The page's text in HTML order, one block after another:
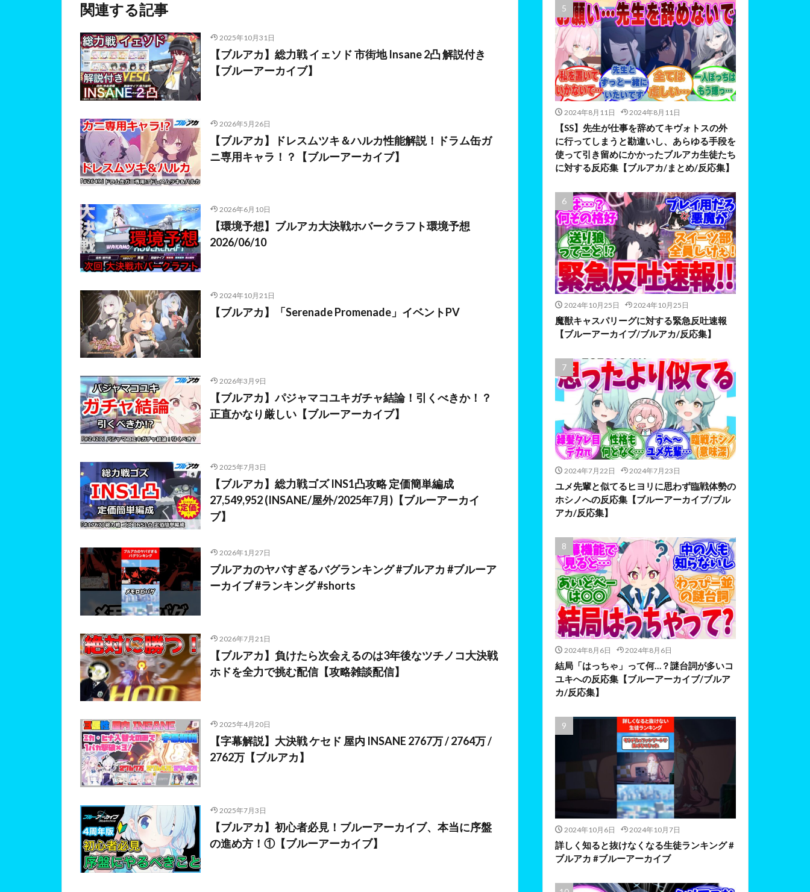
関連する記事
2025年10月31日
【ブルアカ】総力戦 イェソド 市街地 Insane 2凸 解説付き
【ブルーアーカイブ】
2026年5月26日
【ブルアカ】ドレスムツキ＆ハルカ性能解説！ドラム缶ガ
ニ専用キャラ！？【ブルーアーカイブ】
2026年6月10日
【環境予想】ブルアカ大決戦ホバークラフト環境予想
2026/06/10
2024年10月21日
【ブルアカ】「Serenade Promenade」イベントPV
2026年3月9日
【ブルアカ】パジャマコユキガチャ結論！引くべきか！？
正直かなり厳しい【ブルーアーカイブ】
2025年7月3日
【ブルアカ】総力戦ゴズ INS1凸攻略 定価簡単編成
27,549,952 (INSANE/屋外/2025年7月)【ブルーアーカイ
ブ】
2026年1月27日
ブルアカのヤバすぎるバグランキング #ブルアカ #ブルーア
ーカイブ #ランキング #shorts
2026年7月21日
【ブルアカ】負けたら次会えるのは3年後なツチノコ大決戦
ホドを全力で挑む配信【攻略雑談配信】
2025年4月20日
【字幕解説】大決戦 ケセド 屋内 INSANE 2767万 / 2764万 /
2762万【ブルアカ】
2025年7月3日
【ブルアカ】初心者必見！ブルーアーカイブ、本当に序盤
の進め方！①【ブルーアーカイブ】
2024年8月11日 2024年8月11日
【SS】先生が仕事を辞めてキヴォトスの外
に行ってしまうと勘違いし、あらゆる手段を
使って引き留めにかかったブルアカ生徒たち
に対する反応集【ブルアカ/まとめ/反応集】
2024年10月25日 2024年10月25日
魔獣キャスパリーグに対する緊急反吐速報
【ブルーアーカイブ/ブルアカ/反応集】
2024年7月22日 2024年7月23日
ユメ先輩と似てるヒヨリに思わず臨戦体勢の
ホシノへの反応集【ブルーアーカイブ/ブル
アカ/反応集】
2024年8月6日 2024年8月6日
結局「はっちゃ」って何…？謎台詞が多いコ
ユキへの反応集【ブルーアーカイブ/ブルア
カ/反応集】
2024年10月6日 2024年10月7日
詳しく知ると抜けなくなる生徒ランキング #
ブルアカ #ブルーアーカイブ